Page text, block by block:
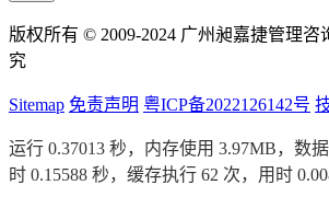
版权所有 © 2009-2024 广州昶嘉捷管理咨
究
Sitemap 免责声明 粤ICP备2022126142号
运行 0.37013 秒，内存使用 3.97MB，数
时 0.15588 秒，缓存执行 62 次，用时